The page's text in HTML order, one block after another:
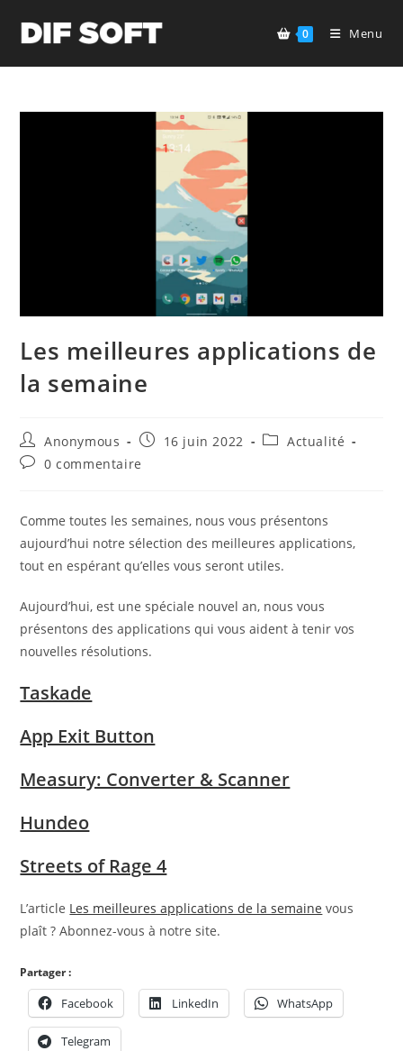
0 Menu
Les meilleures applications de
la semaine
Auteur/autrice
de
la
Anonymous
Publication
16 juin 2022
PostActualité
Commentaires
publication :
0 commentaire
Comme toutes les semaines, nous vous présentons
aujourd’hui notre sélection des meilleures applications,
tout en espérant qu’elles vous seront utiles.
Aujourd’hui, est une spéciale nouvel an, nous vous
présentons des applications qui vous aident à tenir vos
nouvelles résolutions.
Taskade
App Exit Button
Measury: Converter & Scanner
Hundeo
Streets of Rage 4
L’article Les meilleures applications de la semaine vous
plaît ? Abonnez-vous à notre site.
Partager :
Facebook LinkedIn WhatsApp
Telegram